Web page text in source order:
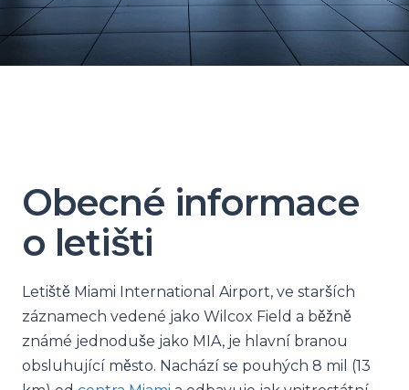
Obecné informace
o letišti
Letiště Miami International Airport, ve starších
záznamech vedené jako Wilcox Field a běžně
známé jednoduše jako MIA, je hlavní branou
obsluhující město. Nachází se pouhých 8 mil (13